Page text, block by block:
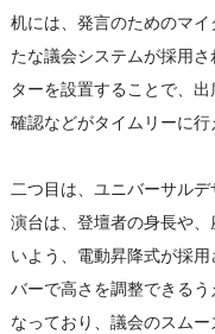
机には、発言のためのマ
たな議会システムが採用
ターを設置することで、
確認などがタイムリーに行
二つ目は、ユニバーサルデ
演台は、登壇者の身長や
いよう、電動昇降式が採
バーで高さを調整できる
なっており、議会のスムー